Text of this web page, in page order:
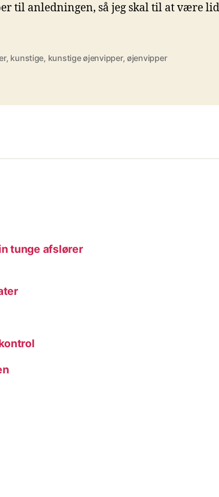
til anledningen, så jeg skal til at være
, kunstige, kunstige øjenvipper, øjenvipper
tunge afslører